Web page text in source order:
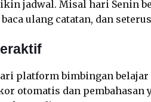
jadwal. Misal hari Senin
ulang catatan, dan
platform bimbingan
otomatis dan pembahasan